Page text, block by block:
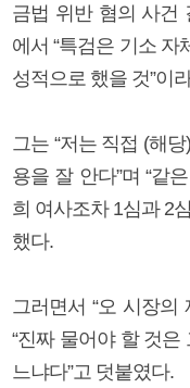
금법 위반 혐의 사건
에서 “특검은 기소
성적으로 했을 것”이
그는 “저는 직접 (해
용을 잘 안다”며 “같
희 여사조차 1심과 2
했다.
그러면서 “오 시장의
“진짜 물어야 할 것
느냐다”고 덧붙였다.